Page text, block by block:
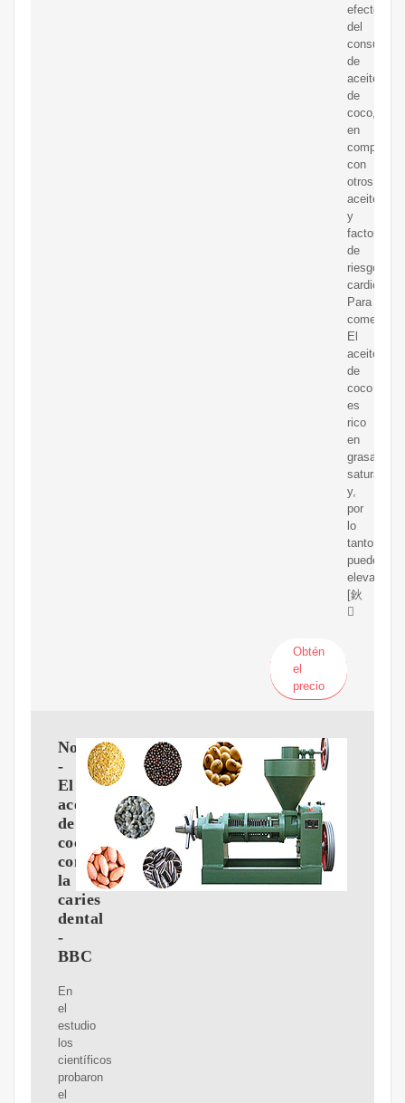
efecto
del
consumo
de
aceite
de
coco,
en
con
otros
aceites
y
factores
de
riesgo
Para
comenzar
El
aceite
de
coco
es
rico
en
grasas
saturadas
y,
por
lo
tanto,
puede
elevar
[鈥

Obtén
el
precio
Noticias
-
El
aceite
de
coco
combate
la
caries
dental
-
BBC
En
el
estudio
los
científicos
probaron
el